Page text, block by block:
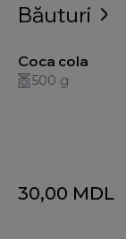
Băuturi
Coca cola
500 g
30,00 MDL